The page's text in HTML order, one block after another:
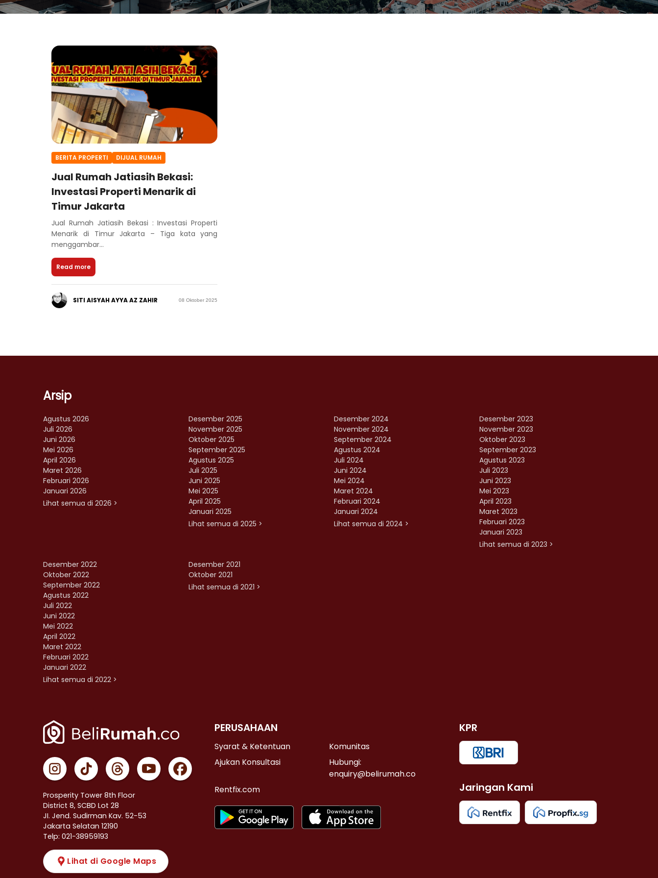
BERITA PROPERTI DIJUAL RUMAH
Jual Rumah Jatiasih Bekasi:
Investasi Properti Menarik di
Timur Jakarta
Jual Rumah Jatiasih Bekasi : Investasi Properti
Menarik di Timur Jakarta – Tiga kata yang
menggambar...
Read more
SITI AISYAH AYYA AZ ZAHIR 08 Oktober 2025
Arsip
Agustus 2026
Juli 2026
Juni 2026
Mei 2026
April 2026
Maret 2026
Februari 2026
Januari 2026
Lihat semua di 2026 >
Desember 2025
November 2025
Oktober 2025
September 2025
Agustus 2025
Juli 2025
Juni 2025
Mei 2025
April 2025
Januari 2025
Lihat semua di 2025 >
Desember 2024
November 2024
September 2024
Agustus 2024
Juli 2024
Juni 2024
Mei 2024
Maret 2024
Februari 2024
Januari 2024
Lihat semua di 2024 >
Desember 2023
November 2023
Oktober 2023
September 2023
Agustus 2023
Juli 2023
Juni 2023
Mei 2023
April 2023
Maret 2023
Februari 2023
Januari 2023
Lihat semua di 2023 >
Desember 2022
Oktober 2022
September 2022
Agustus 2022
Juli 2022
Juni 2022
Mei 2022
April 2022
Maret 2022
Februari 2022
Januari 2022
Lihat semua di 2022 >
Desember 2021
Oktober 2021
Lihat semua di 2021 >
Prosperity Tower 8th Floor
District 8, SCBD Lot 28
JI. Jend. Sudirman Kav. 52-53
Jakarta Selatan 12190
Telp: 021-38959193
Lihat di Google Maps
PERUSAHAAN
Syarat & Ketentuan
Komunitas
Ajukan Konsultasi
Hubungi:
enquiry@belirumah.co
Rentfix.com
KPR
Jaringan Kami